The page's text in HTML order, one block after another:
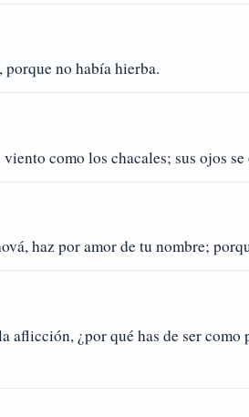
no había hierba.
como los chacales; sus ojos
haz por amor de tu nombre;
aflicción, ¿por qué has de ser